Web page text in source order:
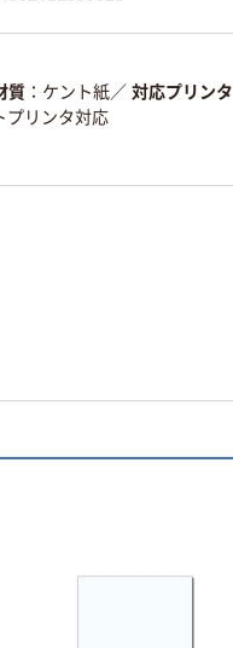
質 ケント紙／ 対応プリンタ
プリンタ対応